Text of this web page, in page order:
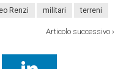
Renzi militari terreni
Articolo successivo›